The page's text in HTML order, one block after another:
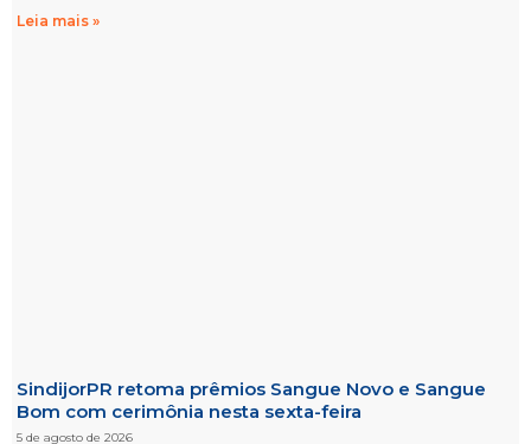
Leia mais »
SindijorPR retoma prêmios Sangue Novo e Sangue
Bom com cerimônia nesta sexta-feira
5 de agosto de 2026